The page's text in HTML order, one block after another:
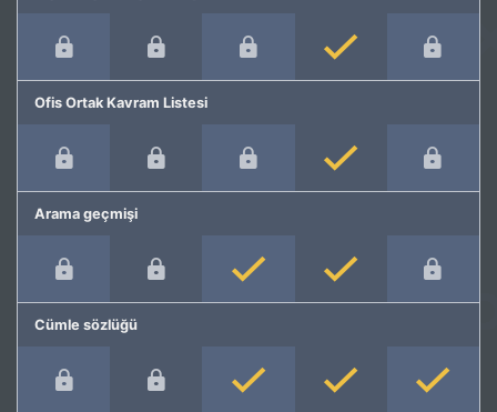
Ofis Ortak Kavram Listesi
Arama geçmişi
Cümle sözlüğü